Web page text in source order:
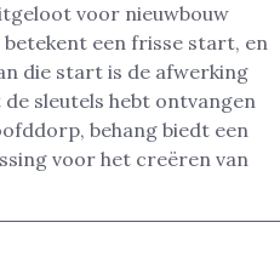
voor nieuwbouw
een frisse start, en
die start is de afwerking
sleutels hebt ontvangen
behang biedt een
voor het creëren van